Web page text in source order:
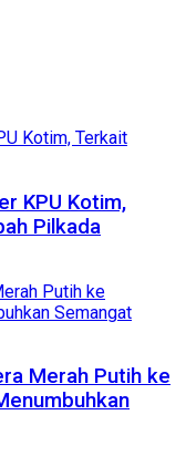
KPU Kotim,
Pilkada
Merah Putih ke